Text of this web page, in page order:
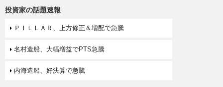
投資家の話題速報
ＰＩＬＬＡＲ、上方修正＆増配で急騰
名村造船、大幅増益でPTS急騰
内海造船、好決算で急騰